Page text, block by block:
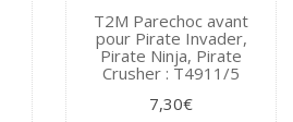
T2M Parechoc avant
pour Pirate Invader,
Pirate Ninja, Pirate
Crusher : T4911/5
7,30€